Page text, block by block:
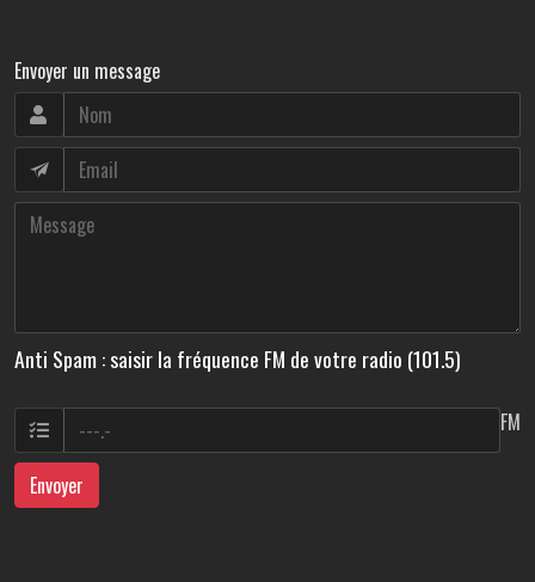
Envoyer un message
Anti Spam : saisir la fréquence FM de votre radio (101.5)
FM
Envoyer